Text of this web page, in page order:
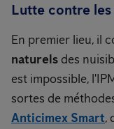
Lutte contre les
En premier lieu, il
naturels des
est impossible,
sortes de
Anticimex Smart,